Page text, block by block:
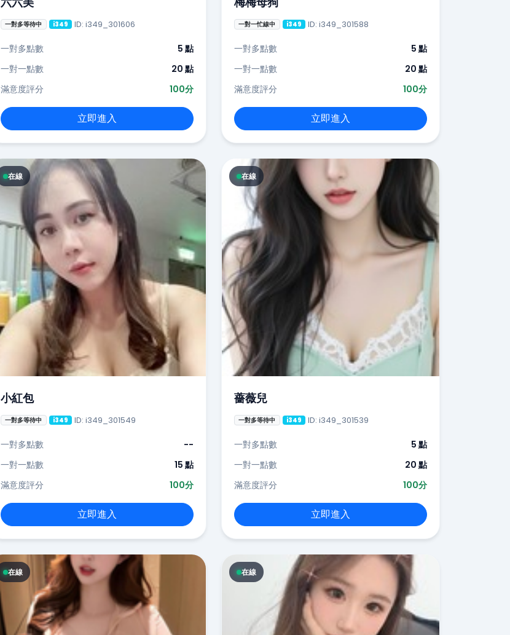
一對多等待中 i349 ID: i349_301606
一對多點數
5 點
一對一點數
20 點
滿意度評分
100分
立即進入
一對一忙線中 i349 ID: i349_301588
一對多點數
5 點
一對一點數
20 點
滿意度評分
100分
立即進入
在線
小紅包
一對多等待中 i349 ID: i349_301549
一對多點數
--
一對一點數
15 點
滿意度評分
100分
立即進入
在線
薔薇兒
一對多等待中 i349 ID: i349_301539
一對多點數
5 點
一對一點數
20 點
滿意度評分
100分
立即進入
在線 在線